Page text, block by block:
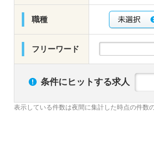
職種
フリーワード
条件にヒットする求人
表示している件数は夜間に集計した時点の件数